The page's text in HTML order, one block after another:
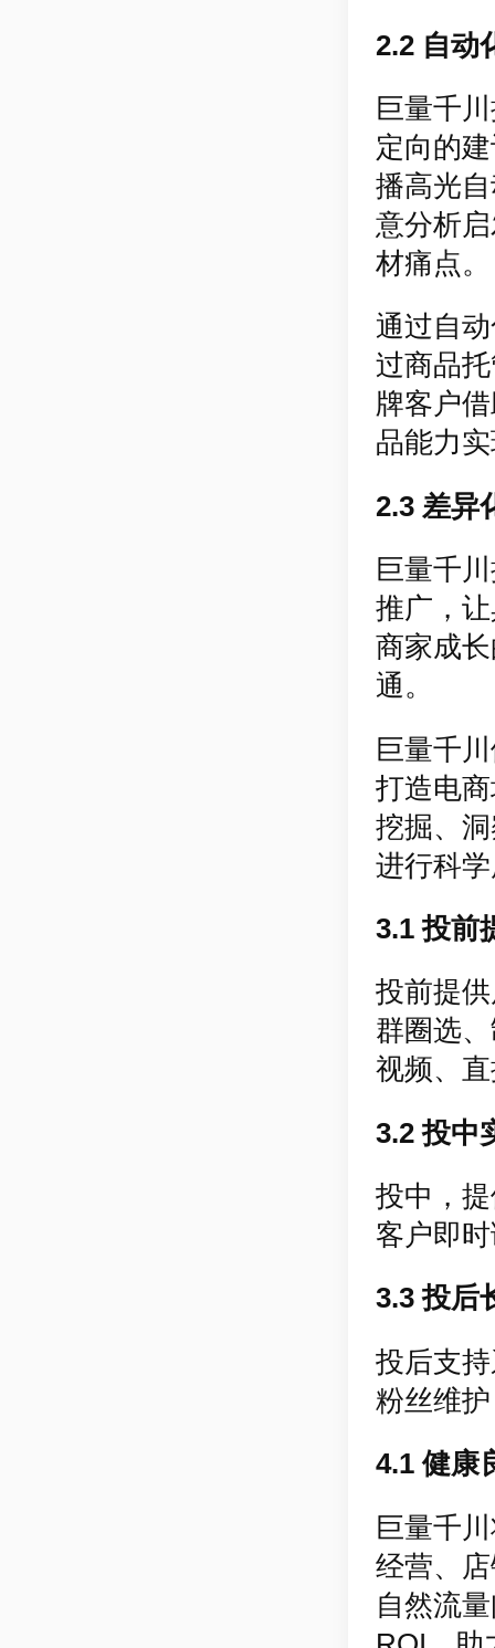
2.2 自动
巨量千
定向的
播高光
意分析
材痛点。
通过自
过商品
牌客户
品能力
2.3 差异
巨量千
推广，
商家成
通。
巨量千
打造电
挖掘、
进行科
3.1 投前
投前提
群圈选
视频、
3.2 投中
投中，
客户即
3.3 投后
投后支
粉丝维
4.1 健康
巨量千
经营、
自然流